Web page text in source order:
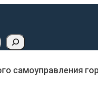
самоуправления